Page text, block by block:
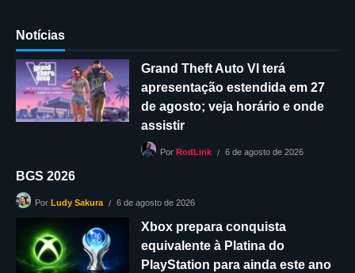
Notícias
Grand Theft Auto VI terá
apresentação estendida em 27
de agosto; veja horário e onde
assistir
Por RodLink 6 de agosto de 2026
BGS 2026
Por Ludy Sakura 6 de agosto de 2026
Xbox prepara conquista
equivalente à Platina do
PlayStation para ainda este ano